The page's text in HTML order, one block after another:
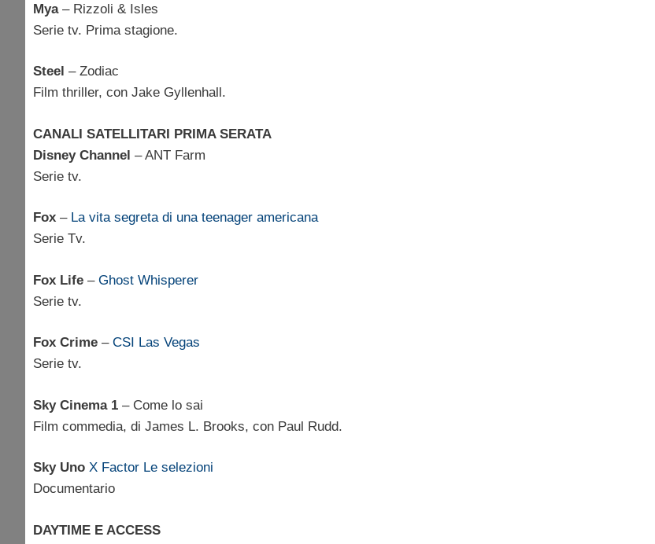
Mya– Rizzoli & Isles
Serie tv. Prima stagione.
Steel – Zodiac
Film thriller, con Jake Gyllenhall.
CANALI SATELLITARI PRIMA SERATA
Disney Channel – ANT Farm
Serie tv.
Fox – La vita segreta di una teenager americana
Serie Tv.
Fox Life – Ghost Whisperer
Serie tv.
Fox Crime – CSI Las Vegas
Serie tv.
Sky Cinema 1 – Come lo sai
Film commedia, di James L. Brooks, con Paul Rudd.
Sky Uno X Factor Le selezioni
Documentario
DAYTIME E ACCESS